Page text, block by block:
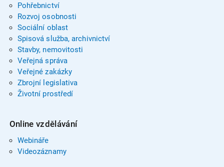
Pohřebnictví
Rozvoj osobnosti
Sociální oblast
Spisová služba, archivnictví
Stavby, nemovitosti
Veřejná správa
Veřejné zakázky
Zbrojní legislativa
Životní prostředí
Online vzdělávání
Webináře
Videozáznamy